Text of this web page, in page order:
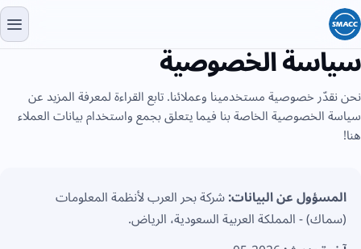
سياسة الخصوصية
نحن نقدّر خصوصية مستخدمينا وعملائنا. تابع القراءة لمعرفة المزيد عن
سياسة الخصوصية الخاصة بنا فيما يتعلق بجمع واستخدام بيانات العملاء
هنا!
المسؤول عن البيانات:شركة بحر العرب لأنظمة المعلومات
(سماك) - المملكة العربية السعودية، الرياض.